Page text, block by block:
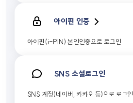
아이핀 인증
아이핀(i-PIN) 본인인증으로 로그인
SNS 소셜로그인
SNS 계정(네이버, 카카오 등)으로 로그인